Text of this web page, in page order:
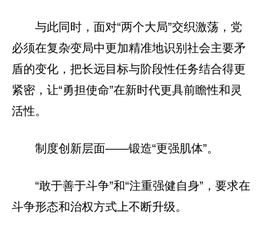
与此同时，面对“两个大局”交织激荡，党
必须在复杂变局中更加精准地识别社会主要矛
盾的变化，把长远目标与阶段性任务结合得更
紧密，让“勇担使命”在新时代更具前瞻性和灵
活性。
制度创新层面——锻造“更强肌体”。
“敢于善于斗争”和“注重强健自身”，要求在
斗争形态和治权方式上不断升级。